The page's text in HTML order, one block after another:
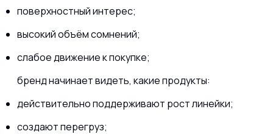
поверхностный интерес;
высокий объём сомнений;
слабое движение к покупке;
бренд начинает видеть, какие продукты:
действительно поддерживают рост линейки;
создают перегруз;